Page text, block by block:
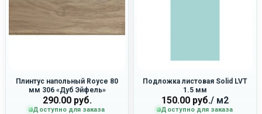
Плинтус напольный Royce 80
мм 306 «Дуб Эйфель»
290.00руб.
Доступно для заказа
Подложка листовая Solid LVT
1.5 мм
150.00 руб./ м2
Доступно для заказа